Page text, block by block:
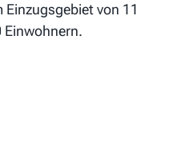
von 11
Einwohnern.